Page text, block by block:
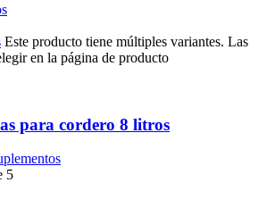
Este producto tiene múltiples variantes. Las
en la página de producto
para cordero 8 litros
5